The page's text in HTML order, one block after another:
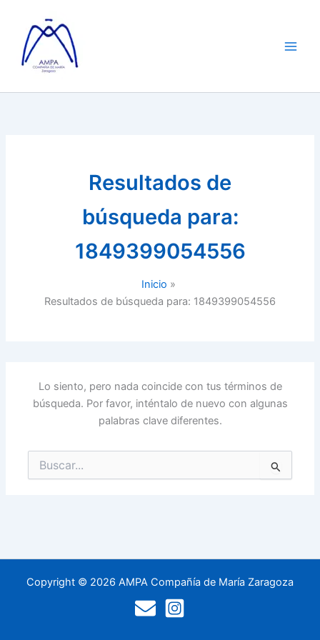
contenido
Resultados de
búsqueda para:
1849399054556
Inicio
Resultados de búsqueda para: 1849399054556
Lo siento, pero nada coincide con tus términos de
búsqueda. Por favor, inténtalo de nuevo con algunas
palabras clave diferentes.
por:
Copyright © 2026 AMPA Compañía de María Zaragoza